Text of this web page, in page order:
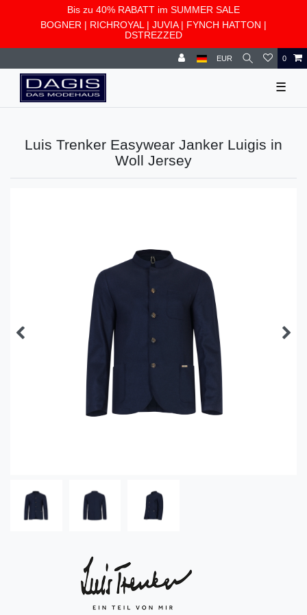
Bis zu 40% RABATT im SUMMER SALE
BOGNER | RICHROYAL | JUVIA| FYNCH HATTON |
DSTREZZED
EUR 0
☰
Luis Trenker Easywear Janker Luigis in
Woll Jersey